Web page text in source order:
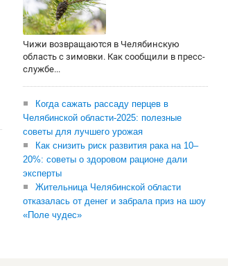
Чижи возвращаются в Челябинскую
область с зимовки. Как сообщили в пресс-
службе...
Когда сажать рассаду перцев в
Челябинской области-2025: полезные
советы для лучшего урожая
Как снизить риск развития рака на 10–
20%: советы о здоровом рационе дали
эксперты
Жительница Челябинской области
отказалась от денег и забрала приз на шоу
«Поле чудес»